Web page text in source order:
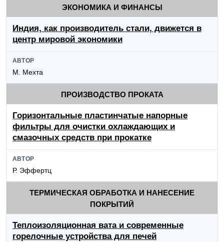
ЭКОНОМИКА И ФИНАНСЫ
Индия, как производитель стали, движется в
центр мировой экономики
АВТОР
М. Мехта
ПРОИЗВОДСТВО ПРОКАТА
Горизонтальные пластинчатые напорные
фильтры для очистки охлаждающих и
смазочных средств при прокатке
АВТОР
Р. Эффертц
ТЕРМИЧЕСКАЯ ОБРАБОТКА И НАНЕСЕНИЕ
ПОКРЫТИЙ
Теплоизоляционная вата и современные
горелочные устройства для печей